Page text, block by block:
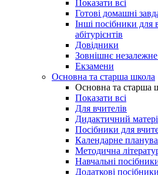
Показати всі
Готові домашні
Інші посібники для
абітурієнтів
Довідники
Зовнішнє
Екзамени
Основна та старша школа
Основна та старша
Показати всі
Для вчителів
Дидактичний
Посібники для
Календарне
Методична
Навчальні
Додаткові посібники